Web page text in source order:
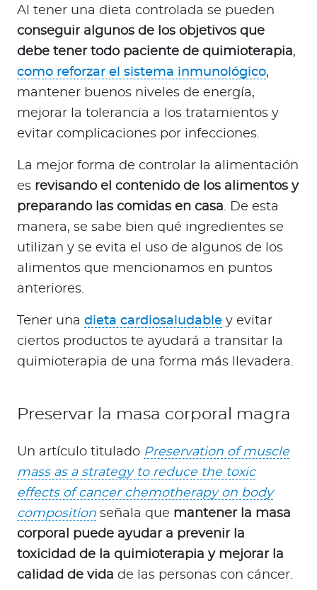
Al tener una dieta controlada se pueden
conseguir algunos de los objetivos que
debe tener todo paciente de quimioterapia,
como reforzar el sistema inmunológico,
mantener buenos niveles de energía,
mejorar la tolerancia a los tratamientos y
evitar complicaciones por infecciones.
La mejor forma de controlar la alimentación
es revisando el contenido de los alimentos y
preparando las comidas en casa. De esta
manera, se sabe bien qué ingredientes se
utilizan y se evita el uso de algunos de los
alimentos que mencionamos en puntos
anteriores.
Tener una dieta cardiosaludable y evitar
ciertos productos te ayudará a transitar la
quimioterapia de una forma más llevadera.
Preservar la masa corporal magra
Un artículo titulado Preservation of muscle
mass as a strategy to reduce the toxic
effects of cancer chemotherapy on body
composition señala que mantener la masa
corporal puede ayudar a prevenir la
toxicidad de la quimioterapia y mejorar la
calidad de vida de las personas con cáncer.